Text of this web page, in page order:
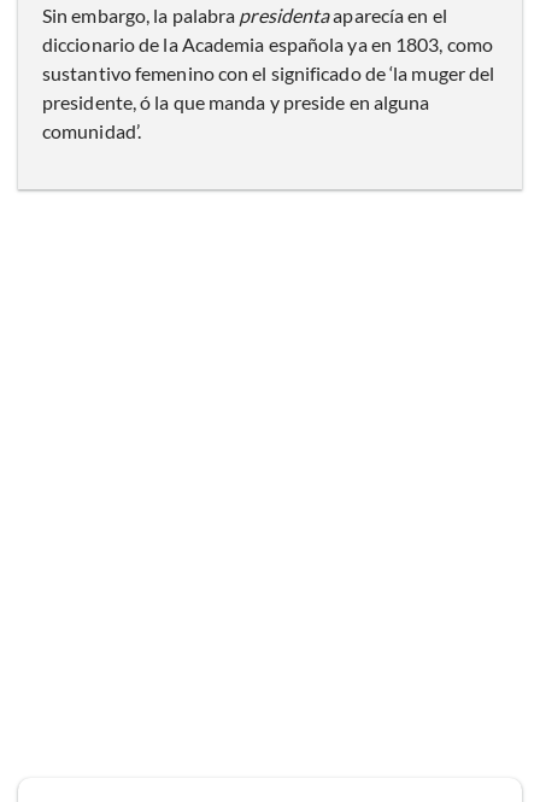
Sin embargo, la palabra presidentaaparecía en el
diccionario de la Academia española ya en 1803, como
sustantivo femenino con el significado de ‘la muger del
presidente, ó la que manda y preside en alguna
comunidad’.